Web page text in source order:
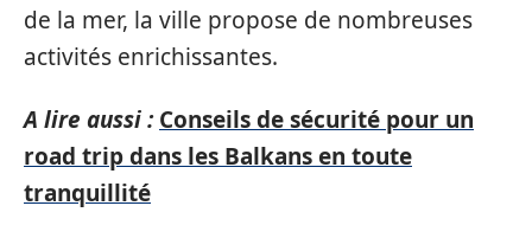
de la mer, la ville propose de nombreuses
activités enrichissantes.
A lire aussi : Conseils de sécurité pour un
road trip dans les Balkans en toute
tranquillité